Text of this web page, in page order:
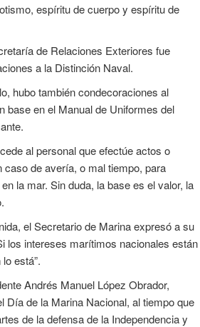
espíritu de cuerpo y espíritu de
de Relaciones Exteriores fue
a la Distinción Naval.
hubo también condecoraciones al
base en el Manual de Uniformes del
al personal que efectúe actos o
caso de avería, o mal tiempo, para
la mar. Sin duda, la base es el valor, la
el Secretario de Marina expresó a su
los intereses marítimos nacionales están
está”.
Andrés Manuel López Obrador,
Día de la Marina Nacional, al tiempo que
de la defensa de la Independencia y